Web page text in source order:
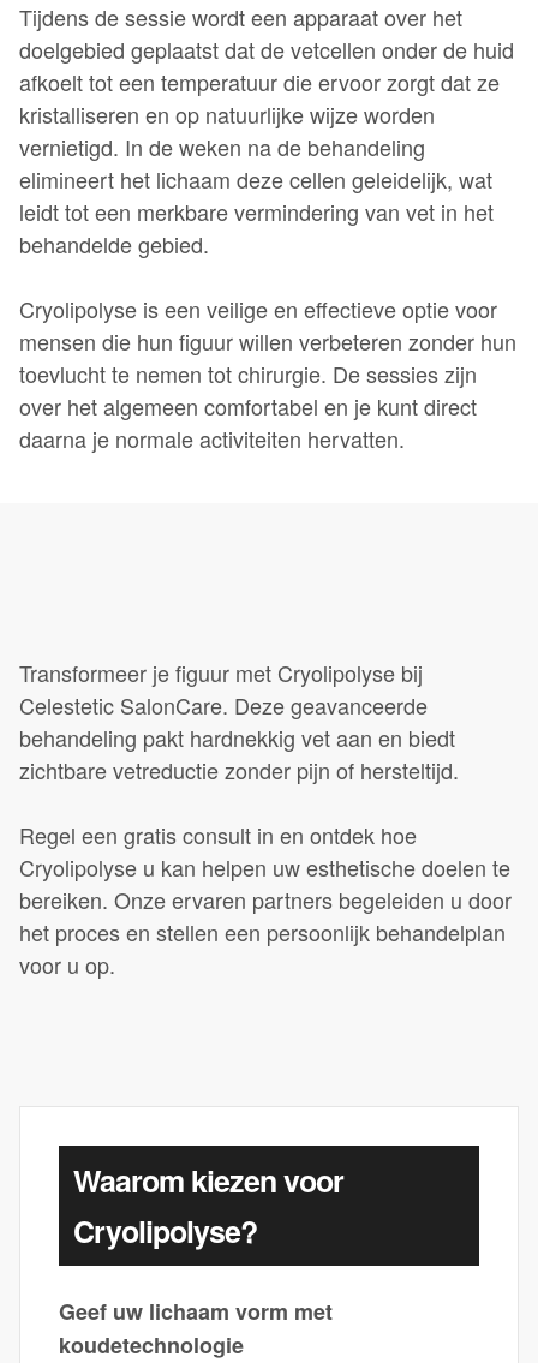
Tijdens de sessie wordt een apparaat over het
doelgebied geplaatst dat de vetcellen onder de huid
afkoelt tot een temperatuur die ervoor zorgt dat ze
kristalliseren en op natuurlijke wijze worden
vernietigd. In de weken na de behandeling
elimineert het lichaam deze cellen geleidelijk, wat
leidt tot een merkbare vermindering van vet in het
behandelde gebied.
Cryolipolyse is een veilige en effectieve optie voor
mensen die hun figuur willen verbeteren zonder hun
toevlucht te nemen tot chirurgie. De sessies zijn
over het algemeen comfortabel en je kunt direct
daarna je normale activiteiten hervatten.
Transformeer je figuur met Cryolipolyse bij
Celestetic SalonCare. Deze geavanceerde
behandeling pakt hardnekkig vet aan en biedt
zichtbare vetreductie zonder pijn of hersteltijd.
Regel een gratis consult in en ontdek hoe
Cryolipolyse u kan helpen uw esthetische doelen te
bereiken. Onze ervaren partners begeleiden u door
het proces en stellen een persoonlijk behandelplan
voor u op.
Waarom kiezen voor
Cryolipolyse?
Geef uw lichaam vorm met
koudetechnologie